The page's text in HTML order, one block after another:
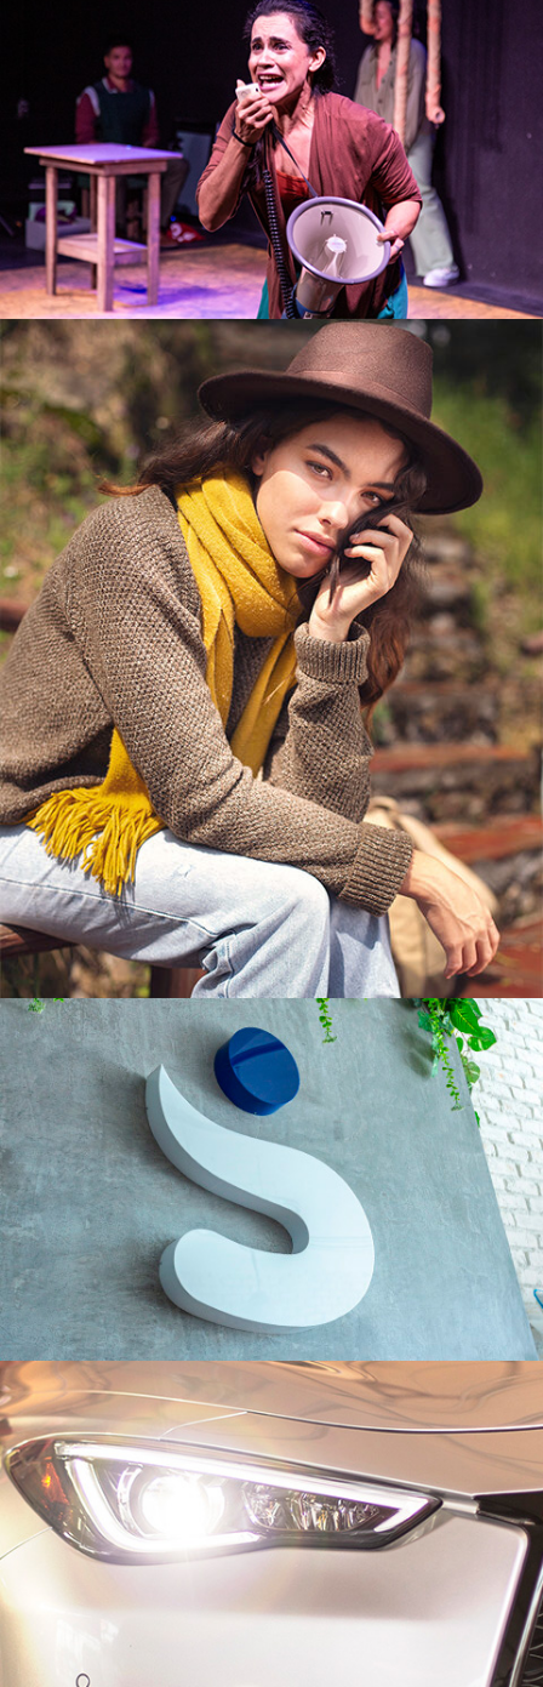
FOTOGRAFÍA, VIDEO
UNIVERSIDAD DE
GUADALAJARA
FOTOGRAFÍA
NAZIL
FOTOGRAFÍA, VIDEO
SENSEI AV
FOTOGRAFÍA
PRONTO AUTO SPA